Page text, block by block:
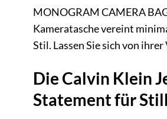
MONOGRAM CAMERA
Kameratasche vereint
Stil. Lassen Sie sich von
Die Calvin Klein
Statement für